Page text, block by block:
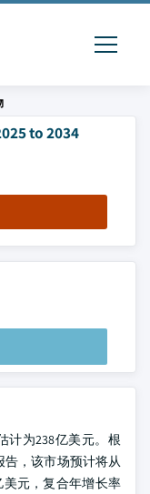
to 2034
计为238亿美元。根
告，该市场预计将从
美元，复合年增长率